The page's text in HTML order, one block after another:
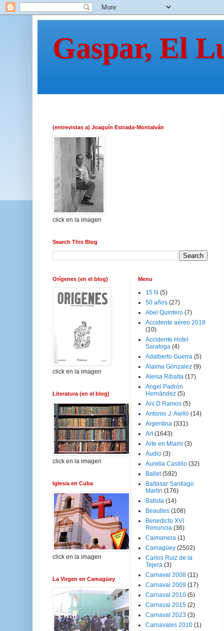
Gaspar, El
(entrevistas a) Joaquín Estrada-Montalván
click en la imagen
Search This Blog
Orígenes (en el blog)
click en la imagen
Literatura (en el blog)
click en la imagen
Iglesia en Cuba
click en la imagen
La Virgen en Camagüey
Menu
15 N (5)
50 años (27)
Abel Quintero (7)
Accidente aéreo 2018
(10)
Accidente Hotel
Saratoga (4)
Adalberto Guerra (5)
Alaima Gónzalez (9)
Aleisa Ribalta (17)
Angel Padrón
Hernández (5)
Ani D Ramos (5)
Antonio J. Aiello (14)
Argentina (331)
Art (1643)
Arte en Miami (3)
Audio (3)
Aurelia Castillo (32)
Ballet (592)
Baltasar Santiago
Martín (176)
Batista (14)
Beauties (108)
Benedicto XVI
Renuncia (36)
Caimanera (1)
Camagüey (2502)
Carlos Ruiz de la
Tejera (3)
Carnaval 2008 (11)
Carnaval 2009 (17)
Carnaval 2010 (5)
Carnaval 2015 (2)
Carnaval 2023 (3)
Carnavales 2010 (1)